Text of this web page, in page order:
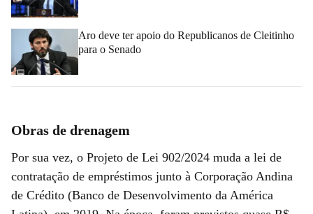
Aro deve ter apoio do Republicanos de Cleitinho
para o Senado
Obras de drenagem
Por sua vez, o Projeto de Lei 902/2024 muda a lei de
contratação de empréstimos junto à Corporação Andina
de Crédito (Banco de Desenvolvimento da América